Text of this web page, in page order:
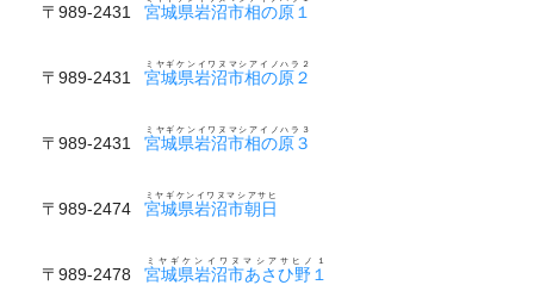
〒989-2431 宮城県岩沼市相の原１
〒989-2431 宮城県岩沼市相の原２
ミヤギケンイワヌマシアイノハラ２
〒989-2431 宮城県岩沼市相の原３
ミヤギケンイワヌマシアイノハラ３
〒989-2474 宮城県岩沼市朝日
ミヤギケンイワヌマシアサヒ
〒989-2478 宮城県岩沼市あさひ野１
ミヤギケンイワヌマシアサヒノ１